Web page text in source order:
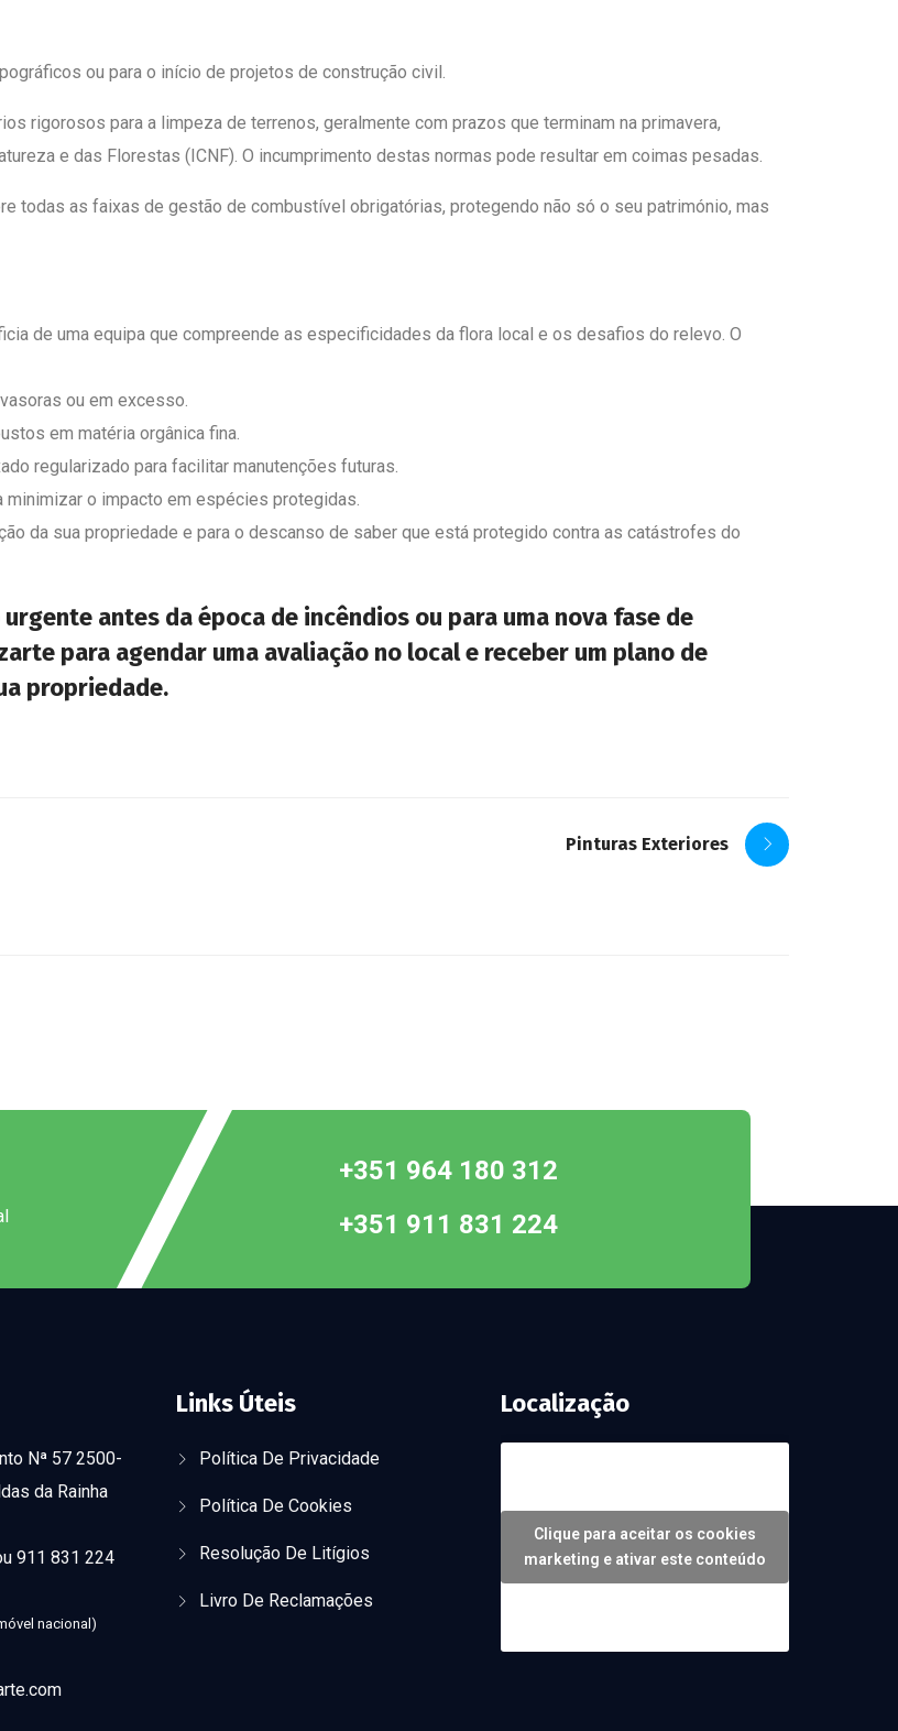
ou para o início de projetos de construção civil.
rigorosos para a limpeza de terrenos, geralmente com prazos que terminam na primavera,
e das Florestas (ICNF). O incumprimento destas normas pode resultar em coimas pesadas.
todas as faixas de gestão de combustível obrigatórias, protegendo não só o seu património, mas
de uma equipa que compreende as especificidades da flora local e os desafios do relevo. O
ou em excesso.
em matéria orgânica fina.
regularizado para facilitar manutenções futuras.
o impacto em espécies protegidas.
da sua propriedade e para o descanso de saber que está protegido contra as catástrofes do
antes da época de incêndios ou para uma nova fase de
para agendar uma avaliação no local e receber um plano de
propriedade.
Pinturas Exteriores
+351 964 180 312
+351 911 831 224
Nª 57 2500-
da Rainha
911 831 224
nacional)
Links Úteis
Política De Privacidade
Política De Cookies
Resolução De Litígios
Livro De Reclamações
Localização
Clique para aceitar os cookies
marketing e ativar este conteúdo